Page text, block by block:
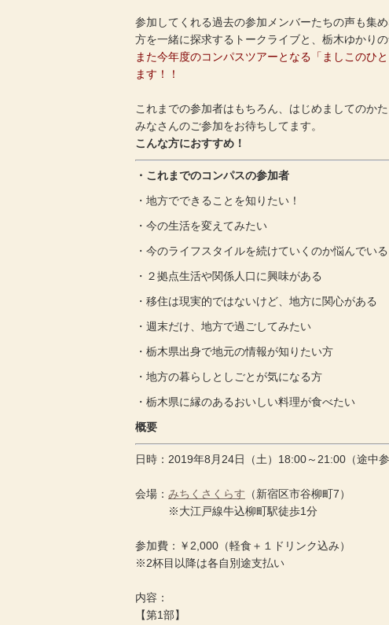
参加してくれる過去の参加メンバーたちの声も集
方を一緒に探求するトークライブと、栃木ゆかり
また今年度のコンパスツアーとなる「ましこのひ
ます！！
これまでの参加者はもちろん、はじめましてのかた
みなさんのご参加をお待ちしてます。
こんな方におすすめ！
・これまでのコンパスの参加者
・地方でできることを知りたい！
・今の生活を変えてみたい
・今のライフスタイルを続けていくのか悩んでいる
・２拠点生活や関係人口に興味がある
・移住は現実的ではないけど、地方に関心がある
・週末だけ、地方で過ごしてみたい
・栃木県出身で地元の情報が知りたい方
・地方の暮らしとしごとが気になる方
・栃木県に縁のあるおいしい料理が食べたい
概要
日時：2019年8月24日（土）18:00～21:00（途中参
会場： みちくさくらす （新宿区市谷柳町7）
※大江戸線牛込柳町駅徒歩1分
参加費：￥2,000（軽食＋１ドリンク込み）
※2杯目以降は各自別途支払い
内容：
【第1部】